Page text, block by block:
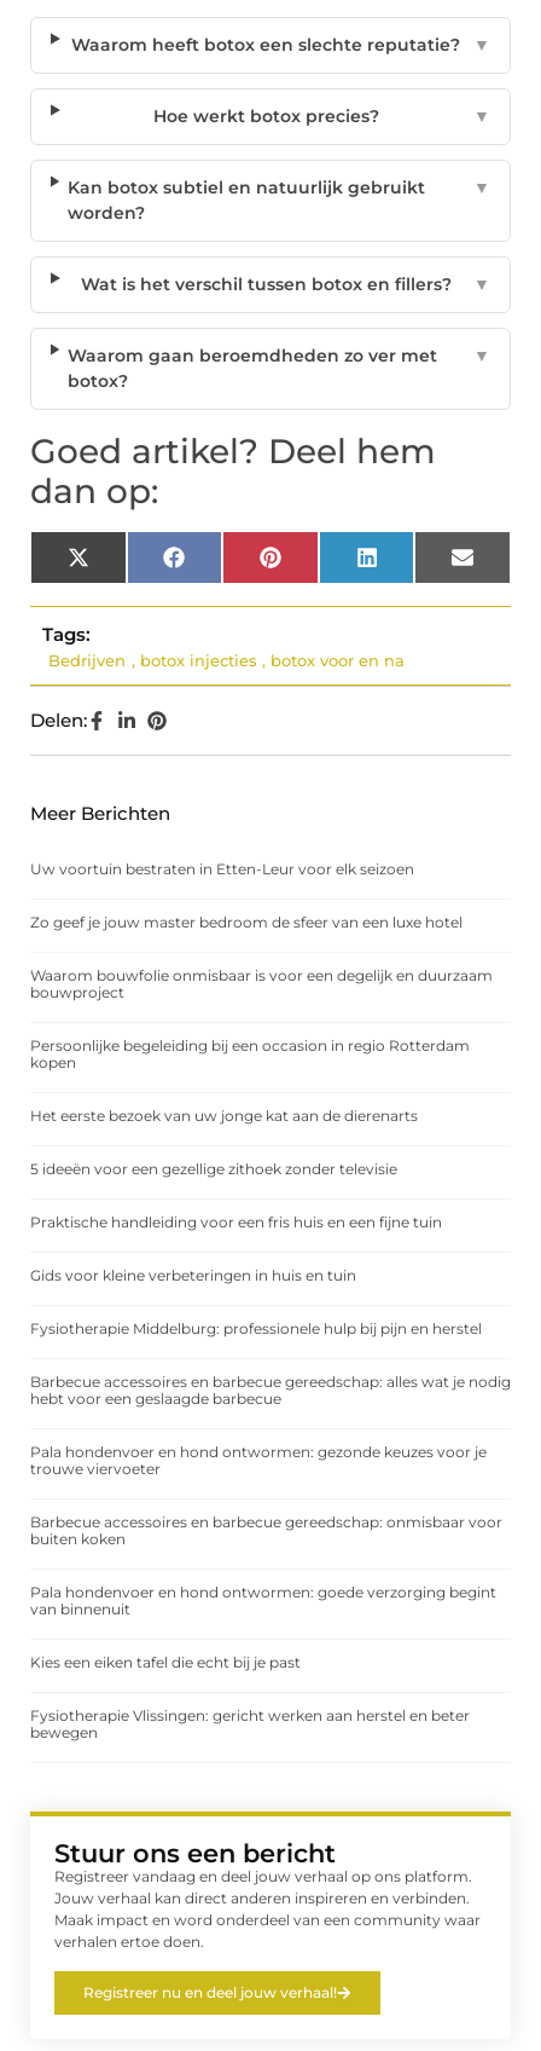
Waarom heeft botox een slechte reputatie? ▼
Hoe werkt botox precies? ▼
Kan botox subtiel en natuurlijk gebruikt
worden?
▼
Wat is het verschil tussen botox en fillers? ▼
Waarom gaan beroemdheden zo ver met
botox?
▼
Goed artikel? Deel hem
dan op:
X
(Twitter)
Facebook Pinterest LinkedIn Email
Tags:
Bedrijven , botox injecties , botox voor en na
Delen:
Meer Berichten
Uw voortuin bestraten in Etten-Leur voor elk seizoen
Zo geef je jouw master bedroom de sfeer van een luxe hotel
Waarom bouwfolie onmisbaar is voor een degelijk en duurzaam
bouwproject
Persoonlijke begeleiding bij een occasion in regio Rotterdam
kopen
Het eerste bezoek van uw jonge kat aan de dierenarts
5 ideeën voor een gezellige zithoek zonder televisie
Praktische handleiding voor een fris huis en een fijne tuin
Gids voor kleine verbeteringen in huis en tuin
Fysiotherapie Middelburg: professionele hulp bij pijn en herstel
Barbecue accessoires en barbecue gereedschap: alles wat je nodig
hebt voor een geslaagde barbecue
Pala hondenvoer en hond ontwormen: gezonde keuzes voor je
trouwe viervoeter
Barbecue accessoires en barbecue gereedschap: onmisbaar voor
buiten koken
Pala hondenvoer en hond ontwormen: goede verzorging begint
van binnenuit
Kies een eiken tafel die echt bij je past
Fysiotherapie Vlissingen: gericht werken aan herstel en beter
bewegen
Stuur ons een bericht
Registreer vandaag en deel jouw verhaal op ons platform.
Jouw verhaal kan direct anderen inspireren en verbinden.
Maak impact en word onderdeel van een community waar
verhalen ertoe doen.
Registreer nu en deel jouw verhaal!